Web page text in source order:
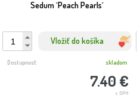
Sedum ´Peach Pearls´
Vložiť do košíka
7.40 €
s DPH
Dostupnosť: skladom